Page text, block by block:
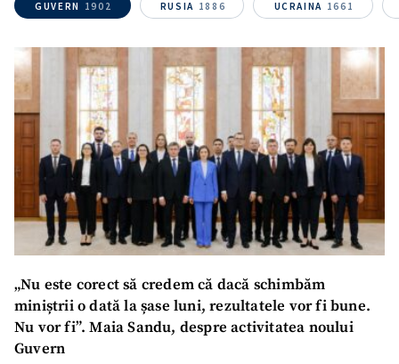
SUSȚINE
GUVERN 1902 RUSIA 1886 UCRAINA 1661
„Nu este corect să credem că dacă schimbăm
miniștrii o dată la șase luni, rezultatele vor fi bune.
Nu vor fi”. Maia Sandu, despre activitatea noului
Guvern